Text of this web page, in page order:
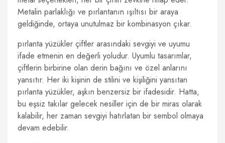
Metalin parlaklığı ve pırlantanın ışıltısı bir araya
geldiğinde, ortaya unutulmaz bir kombinasyon çıkar.
pırlanta yüzükler çiftler arasındaki sevgiyi ve uyumu
ifade etmenin en değerli yoludur. Uyumlu tasarımlar,
çiftlerin birbirine olan derin bağını ve özel anlarını
yansıtır. Her iki kişinin de stilini ve kişiliğini yansıtan
pırlanta yüzükler, aşkın benzersiz bir ifadesidir. Hatta,
bu eşsiz takılar gelecek nesiller için de bir miras olarak
kalabilir, her zaman sevgiyi hatırlatan bir sembol olmaya
devam edebilir.